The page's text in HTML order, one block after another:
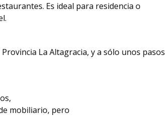
Es ideal para residencia o
La Altagracia, y a sólo unos pasos
mobiliario, pero